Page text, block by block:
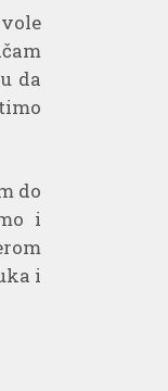
da
do
i
i